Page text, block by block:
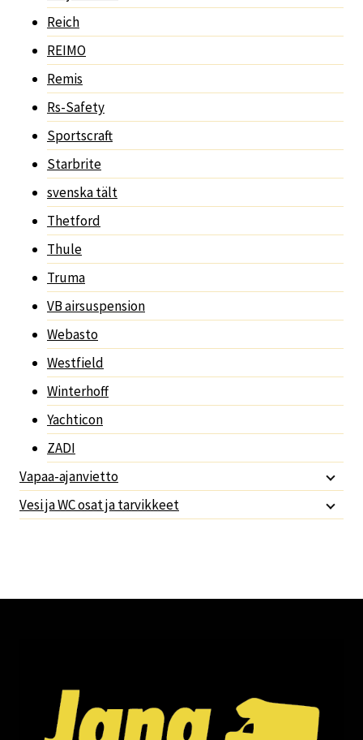
Reich
REIMO
Remis
Rs-Safety
Sportscraft
Starbrite
svenska tält
Thetford
Thule
Truma
VB airsuspension
Webasto
Westfield
Winterhoff
Yachticon
ZADI
Vapaa-ajanvietto
Vesi ja WC osat ja tarvikkeet